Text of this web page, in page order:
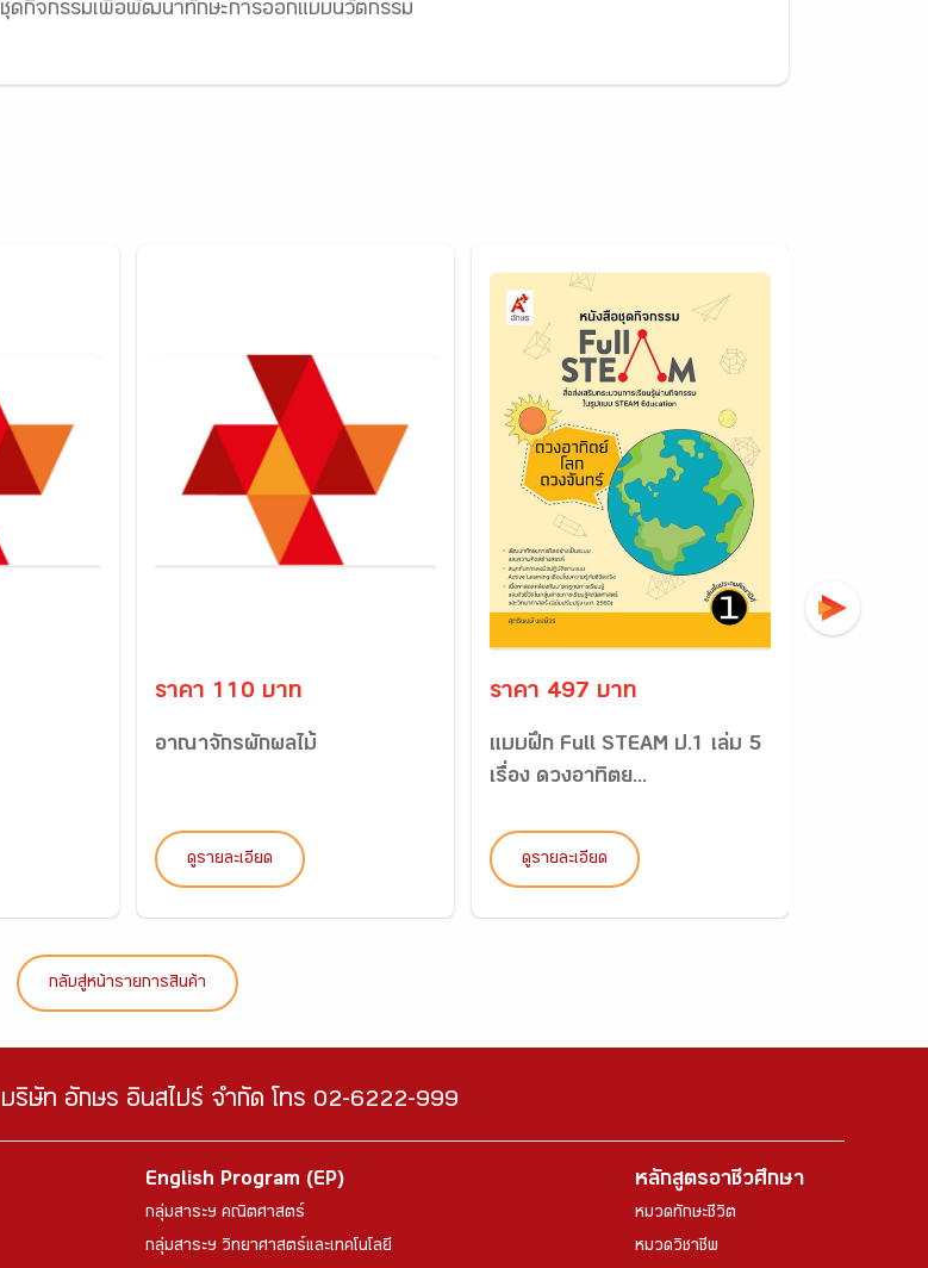
ดกิจกรรมเพื่อพัฒนาทักษะการออกแบบนวัตกรรม
ราคา 110 บาท
อาณาจักรผักผลไม้
ดูรายละเอียด
ราคา 497 บาท
แบบฝึก Full STEAM ป.1 เล่ม 5
เรื่อง ดวงอาทิตย...
ดูรายละเอียด
กลับสู่หน้ารายการสินค้า
ริษัท อักษร อินสไปร์ จำกัด โทร 02-6222-999
English Program (EP)
กลุ่มสาระฯ คณิตศาสตร์
กลุ่มสาระฯ วิทยาศาสตร์และเทคโนโลยี
หลักสูตรอาชีวศึกษา
หมวดทักษะชีวิต
หมวดวิชาชีพ